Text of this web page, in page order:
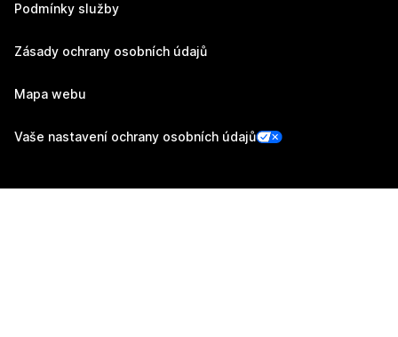
Podmínky služby
Zásady ochrany osobních údajů
Mapa webu
Vaše nastavení ochrany osobních údajů